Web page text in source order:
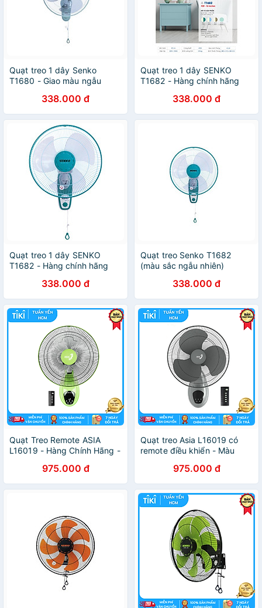
Quạt treo 1 dây Senko
T1680 - Giao màu ngẫu
338.000 đ
Quạt treo 1 dây SENKO
T1682 - Hàng chính hãng
338.000 đ
Quạt treo 1 dây SENKO
T1682 - Hàng chính hãng
338.000 đ
Quạt treo Senko T1682
(màu sắc ngẫu nhiên)
338.000 đ
Quạt Treo Remote ASIA
L16019 - Hàng Chính Hãng -
975.000 đ
Quạt treo Asia L16019 có
remote điều khiển - Màu
975.000 đ